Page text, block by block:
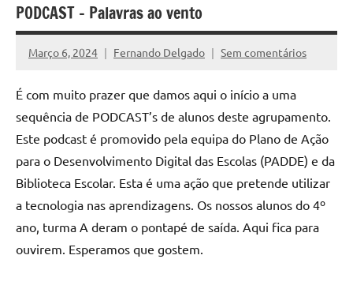
PODCAST – Palavras ao vento
Março 6, 2024 Fernando Delgado Sem comentários
É com muito prazer que damos aqui o início a uma
sequência de PODCAST’s de alunos deste agrupamento.
Este podcast é promovido pela equipa do Plano de Ação
para o Desenvolvimento Digital das Escolas (PADDE) e da
Biblioteca Escolar. Esta é uma ação que pretende utilizar
a tecnologia nas aprendizagens. Os nossos alunos do 4º
ano, turma A deram o pontapé de saída. Aqui fica para
ouvirem. Esperamos que gostem.